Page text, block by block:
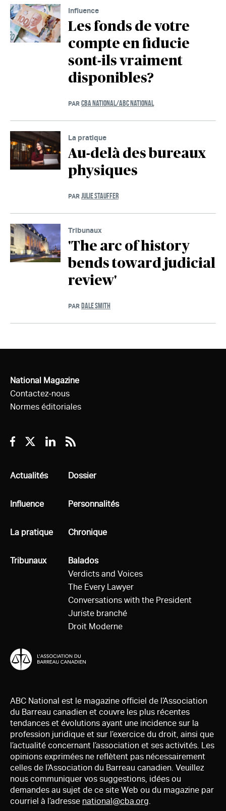
Influence
Les fonds de votre
compte en fiducie
sont-ils vraiment
disponibles?
PAR CBA NATIONAL/ABC NATIONAL
La pratique
Au-delà des bureaux
physiques
PAR JULIE STAUFFER
Tribunaux
'The arc of history
bends toward judicial
review'
PAR DALE SMITH
National Magazine
Contactez-nous
Normes éditoriales
Facebook
TwitterLinkedin
RSS
Tous
Actualités
Tous
Influence
Tous
La pratique
Tous
Tribunaux
Tous
Dossier
Tous
Personnalités
Tous
Chronique
Tous
Balados
Verdicts and Voices
The Every Lawyer
Conversations with the President
Juriste branché
Droit Moderne
ABC National est le magazine officiel de l’Association
du Barreau canadien et couvre les plus récentes
tendances et évolutions ayant une incidence sur la
profession juridique et sur l’exercice du droit, ainsi que
l’actualité concernant l’association et ses activités. Les
opinions exprimées ne reflètent pas nécessairement
celles de l’Association du Barreau canadien. Veuillez
nous communiquer vos suggestions, idées ou
demandes au sujet de ce site Web ou du magazine par
courriel à l’adresse national@cba.org.